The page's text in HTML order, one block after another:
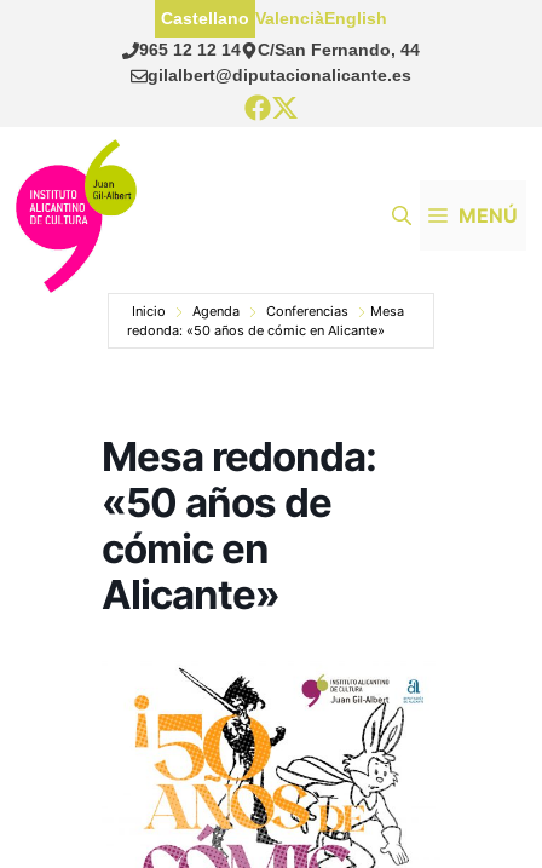
965 12 12 14
C/San Fernando, 44
gilalbert@diputacionalicante.es
Castellano ValenciàEnglish
MENÚ
Inicio Agenda Conferencias
Mesa
redonda: «50 años de cómic en Alicante»
Mesa redonda:
«50 años de
cómic en
Alicante»